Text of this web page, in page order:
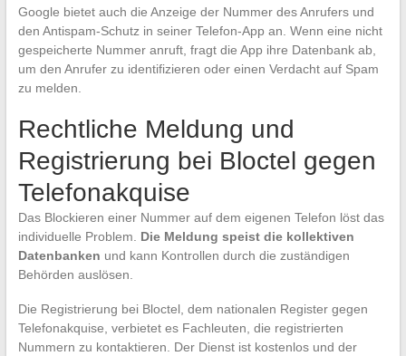
Google bietet auch die Anzeige der Nummer des Anrufers und
den Antispam-Schutz in seiner Telefon-App an. Wenn eine nicht
gespeicherte Nummer anruft, fragt die App ihre Datenbank ab,
um den Anrufer zu identifizieren oder einen Verdacht auf Spam
zu melden.
Rechtliche Meldung und
Registrierung bei Bloctel gegen
Telefonakquise
Das Blockieren einer Nummer auf dem eigenen Telefon löst das
individuelle Problem. Die Meldung speist die kollektiven
Datenbanken und kann Kontrollen durch die zuständigen
Behörden auslösen.
Die Registrierung bei Bloctel, dem nationalen Register gegen
Telefonakquise, verbietet es Fachleuten, die registrierten
Nummern zu kontaktieren. Der Dienst ist kostenlos und der